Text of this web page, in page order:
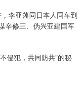
李亚藩同日本人同车到
辛修三、伪兴亚建国军
侵犯，共同防共”的秘